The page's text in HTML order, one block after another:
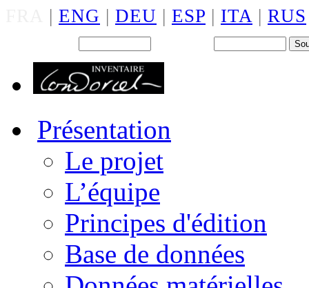
| ENG | DEU | ESP | ITA | RUS
Présentation
Le projet
L’équipe
Principes d'édition
Base de données